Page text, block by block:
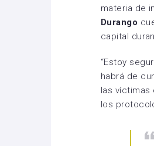
materia de
Durango
capital
“Estoy
habrá de
las víctimas
los